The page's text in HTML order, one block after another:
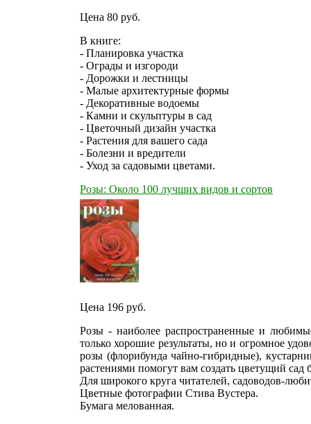
Цена 80 руб.
В книге:
- Планировка участка
- Ограды и изгороди
- Дорожки и лестницы
- Малые архитектурные формы
- Декоративные водоемы
- Камни и скульптуры в сад
- Цветочный дизайн участка
- Растения для вашего сада
- Болезни и вредители
- Уход за садовыми цветами.
Розы: Около 100 лучших видов и сортов
Цена 196 руб.
Розы - наиболее распространенные и
только хорошие результаты, но и огромное
розы (флорибунда чайно-гибридные),
растениями помогут вам создать цветущий
Для широкого круга читателей, садоводов-
Цветные фотографии Стива Вустера.
Бумага мелованная.